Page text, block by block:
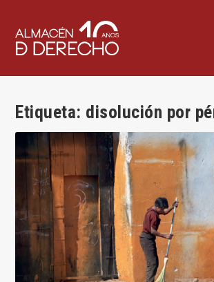
Etiqueta: disolución por